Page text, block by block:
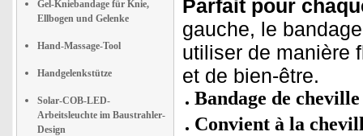
Gel-Kniebandage für Knie,
Ellbogen und Gelenke
Hand-Massage-Tool
Handgelenkstütze
Solar-COB-LED-
Arbeitsleuchte im Baustrahler-
Design
Parfait pour
gauche, le
utiliser de manière
et de bien-être.
Bandage de
Convient à la